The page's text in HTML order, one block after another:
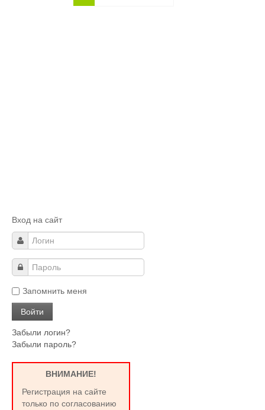
Вход на сайт
Запомнить меня
Забыли логин?
Забыли пароль?
ВНИМАНИЕ!
Регистрация на сайте
только по согласованию